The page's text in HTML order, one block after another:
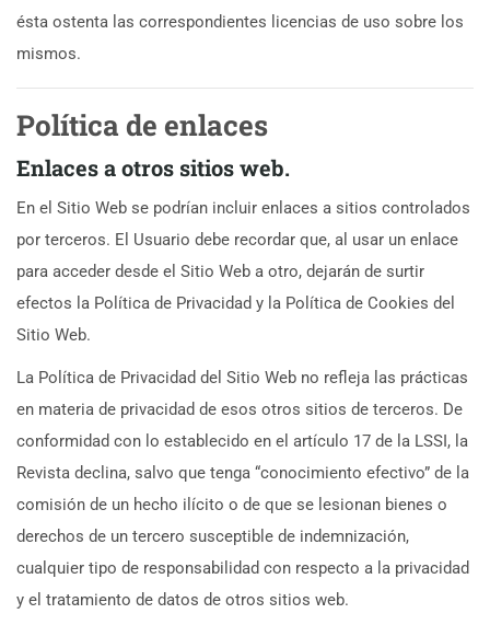
ésta ostenta las correspondientes licencias de uso sobre los
mismos.
Política de enlaces
Enlaces a otros sitios web.
En el Sitio Web se podrían incluir enlaces a sitios controlados
por terceros. El Usuario debe recordar que, al usar un enlace
para acceder desde el Sitio Web a otro, dejarán de surtir
efectos la Política de Privacidad y la Política de Cookies del
Sitio Web.
La Política de Privacidad del Sitio Web no refleja las prácticas
en materia de privacidad de esos otros sitios de terceros. De
conformidad con lo establecido en el artículo 17 de la LSSI, la
Revista declina, salvo que tenga “conocimiento efectivo” de la
comisión de un hecho ilícito o de que se lesionan bienes o
derechos de un tercero susceptible de indemnización,
cualquier tipo de responsabilidad con respecto a la privacidad
y el tratamiento de datos de otros sitios web.